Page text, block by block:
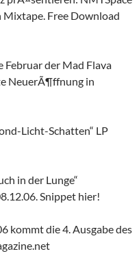
Mixtape. Free Download
Februar der Mad Flava
NeuerÃ¶ffnung in
Licht-Schatten“ LP
in der Lunge“
Snippet hier!
kommt die 4. Ausgabe des